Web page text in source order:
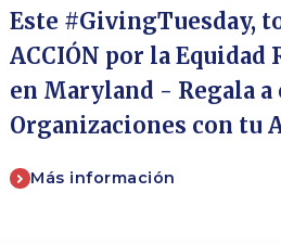
Este #GivingTuesday,
ACCIÓN por la Equidad
en Maryland - Regala a
Organizaciones con tu
Más información